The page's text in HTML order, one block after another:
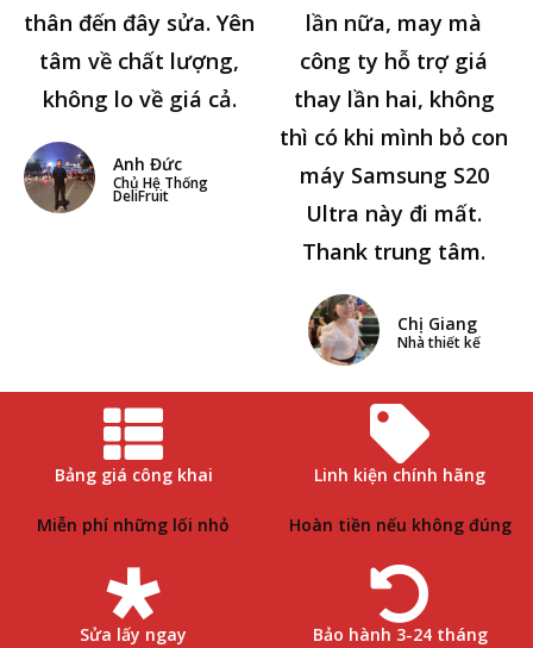
thân đến đây sửa. Yên
tâm về chất lượng,
không lo về giá cả.
Anh Đức
Chủ Hệ Thống
DeliFruit
lần nữa, may mà
công ty hỗ trợ giá
thay lần hai, không
thì có khi mình bỏ con
máy Samsung S20
Ultra này đi mất.
Thank trung tâm.
Chị Giang
Nhà thiết kế
Bảng giá công khai
Miễn phí những lối nhỏ
Linh kiện chính hãng
Hoàn tiền nếu không đúng
Sửa lấy ngay Bảo hành 3-24 tháng